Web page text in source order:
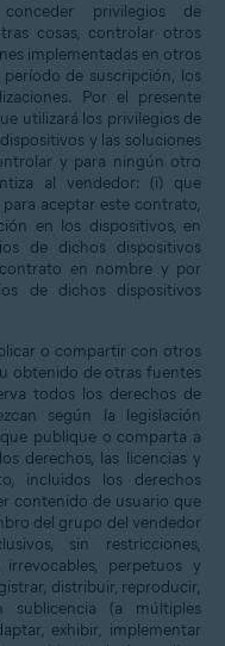
privilegios de
cosas, controlar otros
implementadas en otros
de suscripción, los
Por el presente
utilizará los privilegios de
y las soluciones
y para ningún otro
al vendedor: (i) que
aceptar este contrato,
en los dispositivos, en
de dichos dispositivos
en nombre y por
de dichos dispositivos
o compartir con otros
obtenido de otras fuentes
todos los derechos de
según la legislación
publique o comparta a
derechos, las licencias y
incluidos los derechos
contenido de usuario que
del grupo del vendedor
sin restricciones,
irrevocables, perpetuos y
distribuir, reproducir,
sublicencia (a múltiples
exhibir, implementar